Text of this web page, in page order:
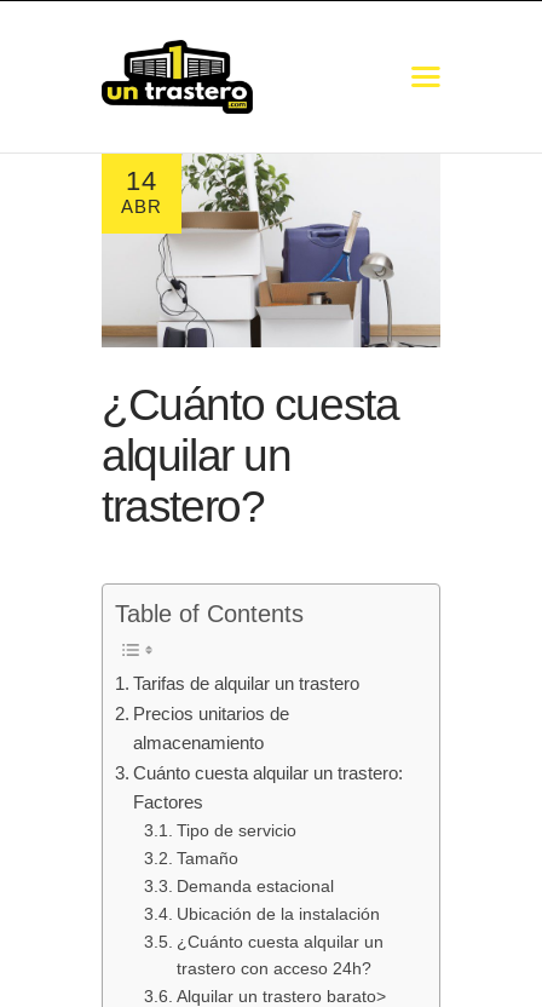
COMUNICADO
TRASTEROS
MINI ALMACENES
GUARDAMUEBLES
NAVES
14
ABR
¿Cuánto cuesta
alquilar un
trastero?
Table of Contents
Tarifas de alquilar un trastero
Precios unitarios de
almacenamiento
Cuánto cuesta alquilar un trastero:
Factores
Tipo de servicio
Tamaño
Demanda estacional
Ubicación de la instalación
¿Cuánto cuesta alquilar un
trastero con acceso 24h?
Alquilar un trastero barato>